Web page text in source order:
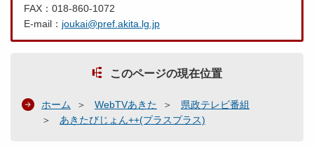
FAX：018-860-1072
E-mail： joukai@pref.akita.lg.jp
このページの現在位置
ホーム WebTVあきた
県政テレビ番組
あきたびじょん++(プラスプラス)